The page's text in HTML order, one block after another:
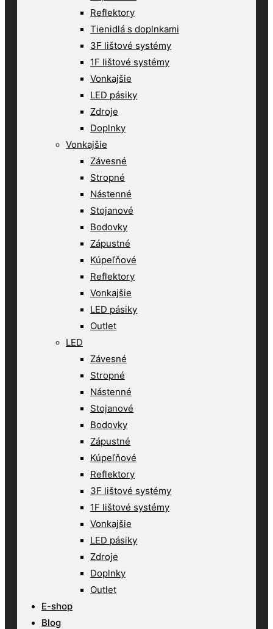
Reflektory
Tienidlá s doplnkami
3F lištové systémy
1F lištové systémy
Vonkajšie
LED pásiky
Zdroje
Doplnky
Vonkajšie
Závesné
Stropné
Nástenné
Stojanové
Bodovky
Zápustné
Kúpeľňové
Reflektory
Vonkajšie
LED pásiky
Outlet
LED
Závesné
Stropné
Nástenné
Stojanové
Bodovky
Zápustné
Kúpeľňové
Reflektory
3F lištové systémy
1F lištové systémy
Vonkajšie
LED pásiky
Zdroje
Doplnky
Outlet
E-shop
Blog